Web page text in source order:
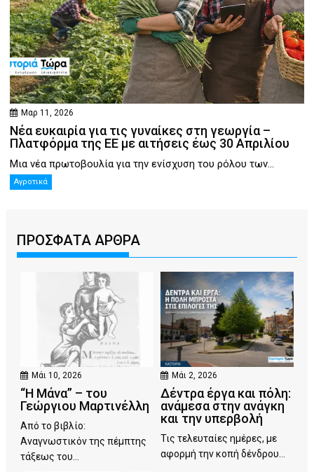
Μαρ 11, 2026
Νέα ευκαιρία για τις γυναίκες στη γεωργία –
Πλατφόρμα της ΕΕ με αιτήσεις έως 30 Απριλίου
Μια νέα πρωτοβουλία για την ενίσχυση του ρόλου των...
Αγροτικά
ΠΡΟΣΦΑΤΑ ΑΡΘΡΑ
Μάι 10, 2026
“Η Μάνα” – του
Γεώργιου Μαρτινέλλη
Από το βιβλίο:
Αναγνωστικόν της πέμπτης
τάξεως του...
Μάι 2, 2026
Δέντρα έργα και πόλη:
ανάμεσα στην ανάγκη
και την υπερβολή
Τις τελευταίες ημέρες, με
αφορμή την κοπή δένδρου...